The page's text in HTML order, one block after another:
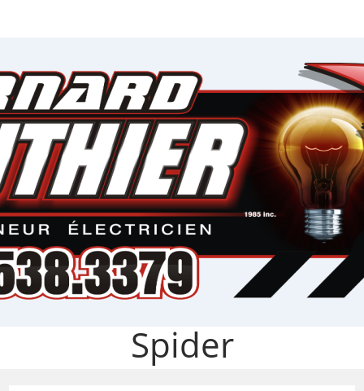
Spider